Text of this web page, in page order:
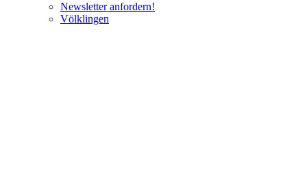
Newsletter anfordern!
Völklingen